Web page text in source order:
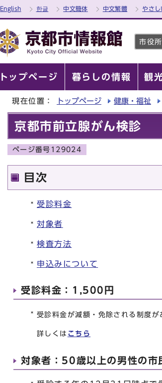
English 한글 中文簡体 中文繁體 やさし
市役
トップページ 暮らしの情報 観
現在位置： トップページ 健康・福祉
京都市前立腺がん検診
ページ番号129024
目次
受診料金
対象者
検査方法
申込みについて
受診料金：1,500円
受診料金が減額・免除される制度が
詳しくは こちら
対象者：50歳以上の男性の市